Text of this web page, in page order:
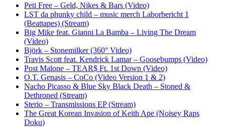
Peti Free – Geld, Nikes & Bars (Video)
LST da phunky child – music merch Laborbericht 1
(Beattapes) (Stream)
Big Mike feat. Gianni La Bamba – Living The Dream
(Video)
Björk – Stonemilker (360° Video)
Travis Scott feat. Kendrick Lamar – Goosebumps (Video)
Post Malone – TEAR$ Ft. 1st Down (Video)
O.T. Genasis – CoCo (Video Version 1 & 2)
Nacho Picasso & Blue Sky Black Death – Stoned &
Dethroned (Stream)
Sterio – Transmissions EP (Stream)
The Great Korean Invasion of Keith Ape (Noisey Raps
Doku)